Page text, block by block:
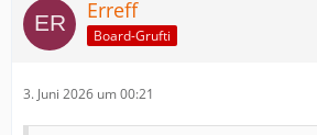
Erreff
Board-Grufti
3. Juni 2026 um 00:21